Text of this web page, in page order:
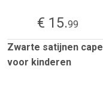
€ 15.99
Zwarte satijnen cape
voor kinderen